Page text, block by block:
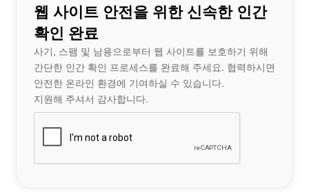
웹 사이트 안전을 위한 신속한 인간
확인 완료
사기, 스팸 및 남용으로부터 웹 사이트를 보호하기 위해
간단한 인간 확인 프로세스를 완료해 주세요. 협력하시면
안전한 온라인 환경에 기여하실 수 있습니다.
지원해 주셔서 감사합니다.